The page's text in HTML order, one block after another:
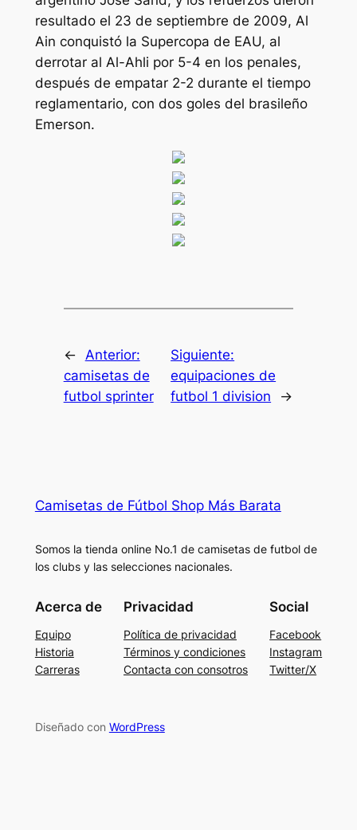
resultado el 23 de septiembre de 2009, Al
Ain conquistó la Supercopa de EAU, al
derrotar al Al-Ahli por 5-4 en los penales,
después de empatar 2-2 durante el tiempo
reglamentario, con dos goles del brasileño
Emerson.
← Anterior:
camisetas de
futbol sprinter
Siguiente:
equipaciones de
futbol 1 division
→
Camisetas de Fútbol Shop Más Barata
Somos la tienda online No.1 de camisetas de futbol de
los clubs y las selecciones nacionales.
Acerca de
Equipo
Historia
Carreras
Privacidad
Política de privacidad
Términos y condiciones
Contacta con consotros
Social
Facebook
Instagram
Twitter/X
Diseñado con WordPress